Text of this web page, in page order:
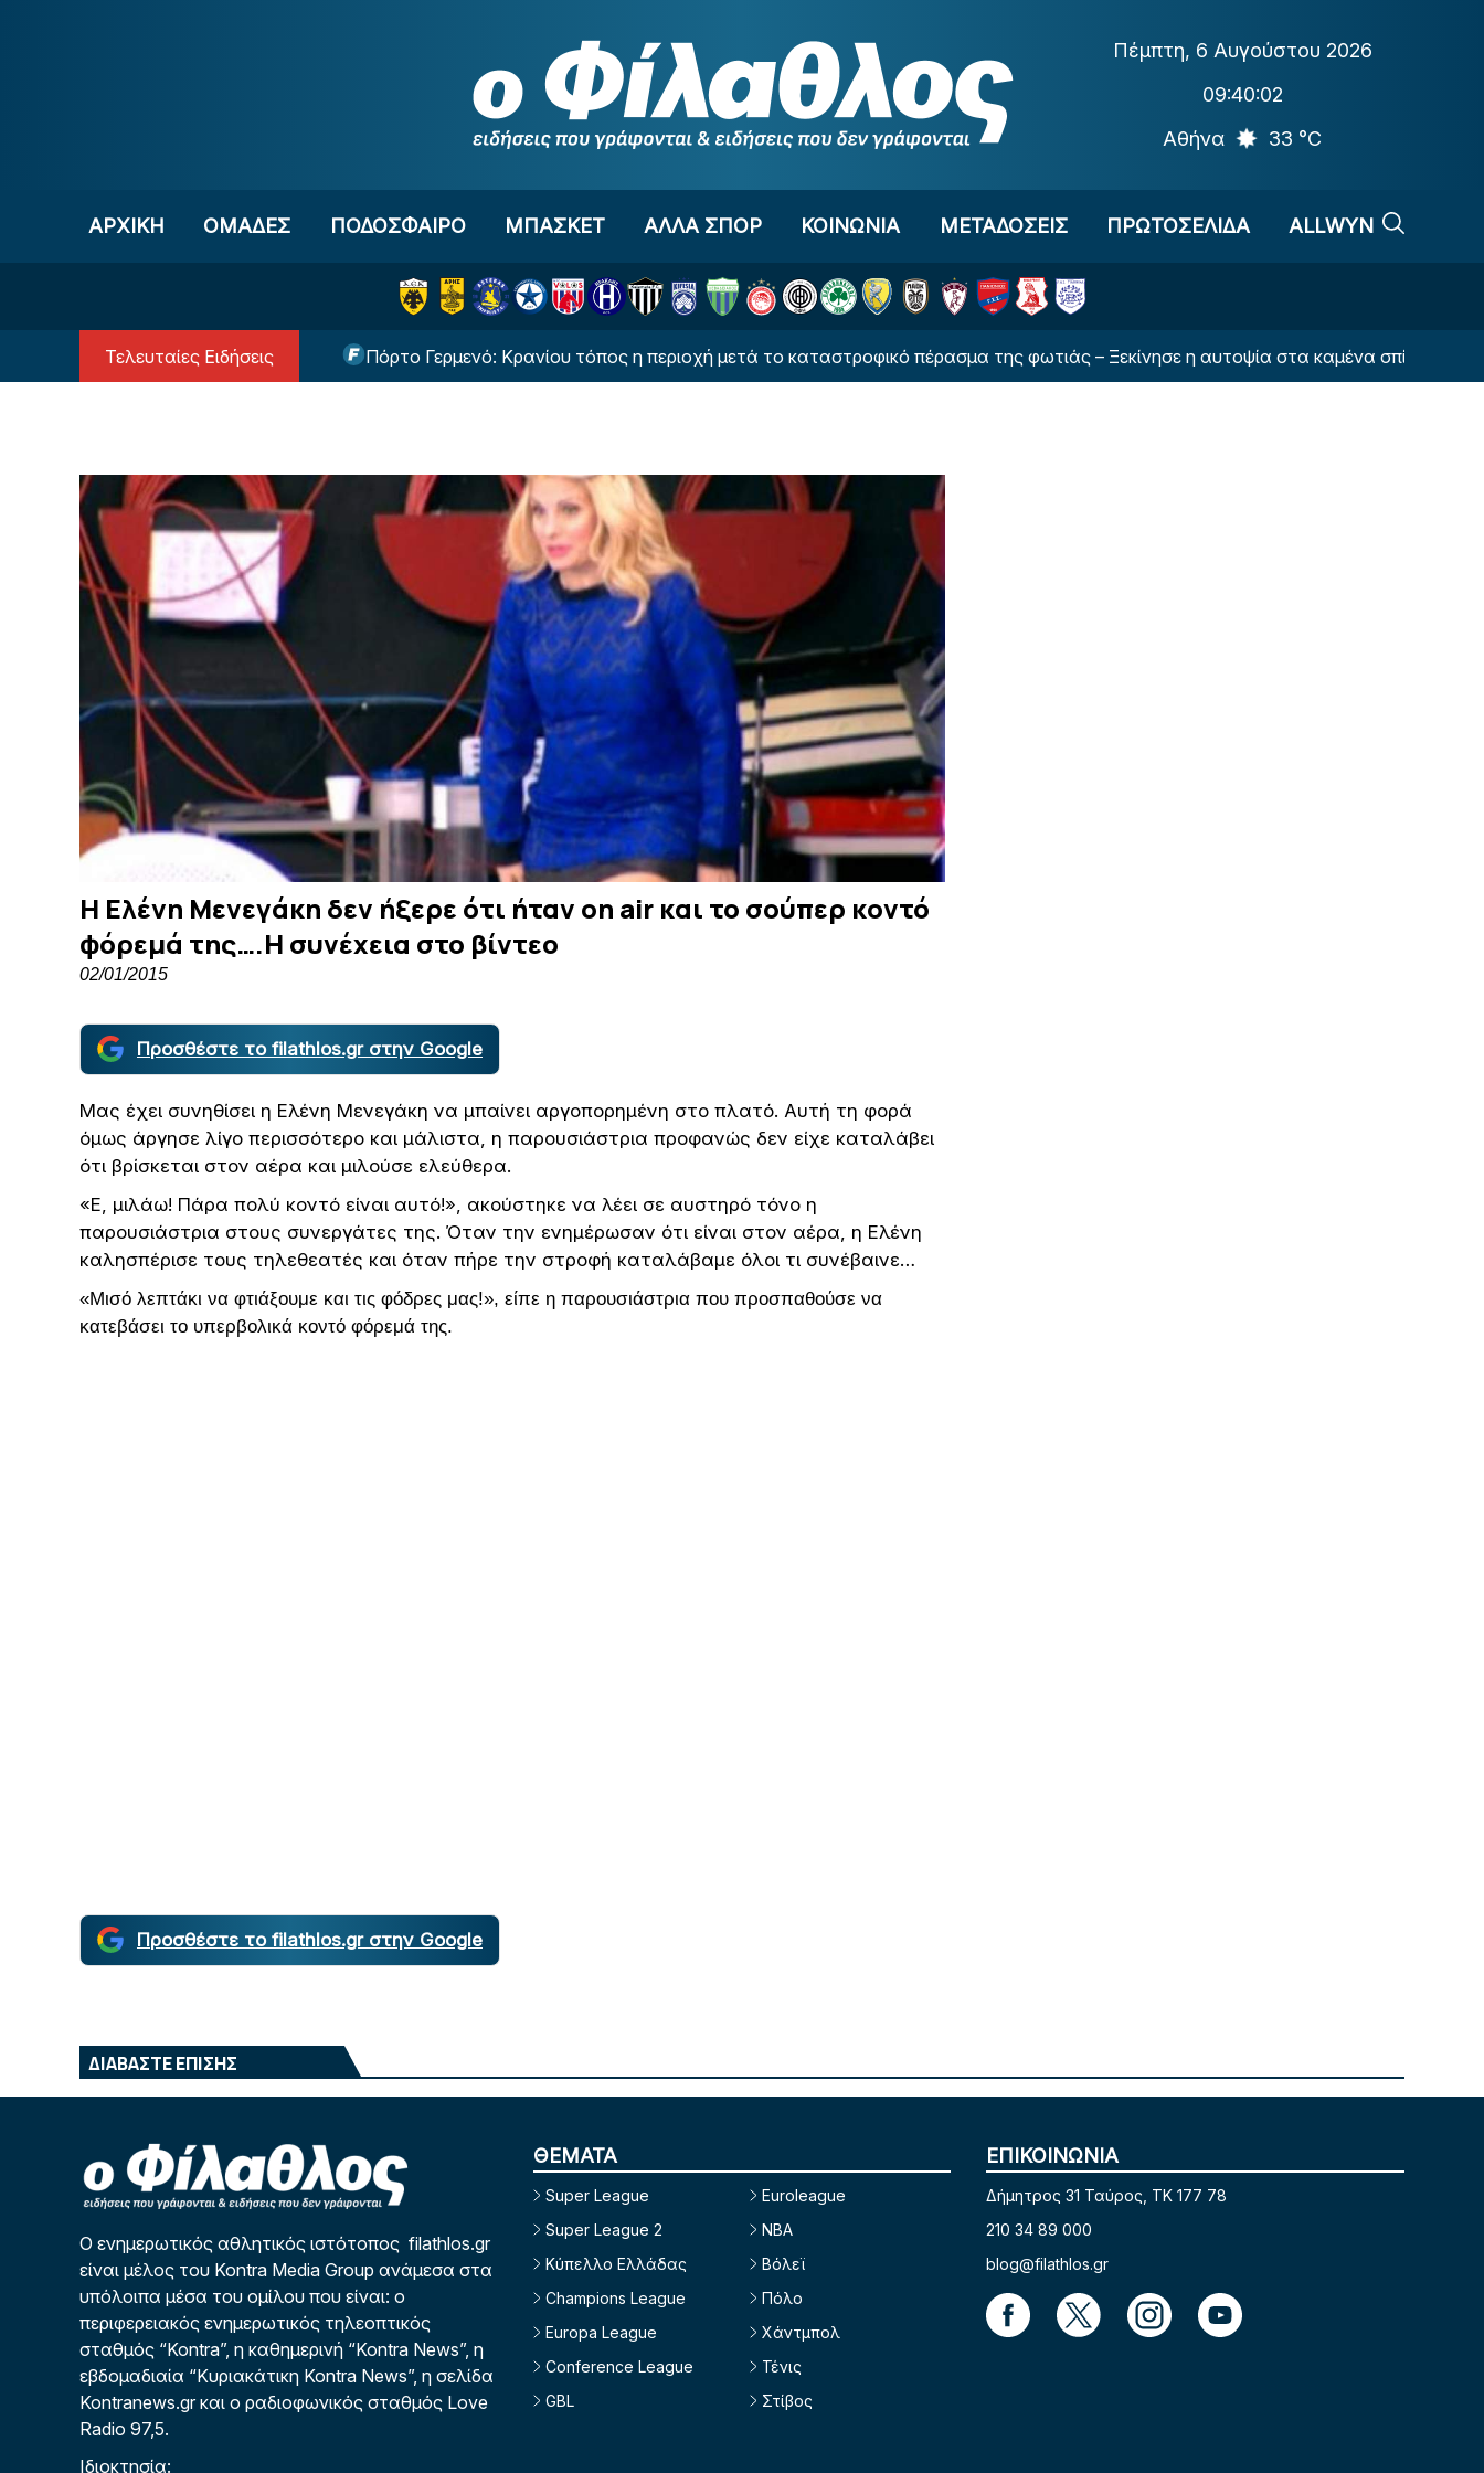
Πέμπτη, 6 Αυγούστου 2026
09:40:03
Αθήνα
33 °C
ΑΡΧΙΚΗ OΜΑΔΕΣ ΠΟΔΟΣΦΑΙΡΟ ΜΠΑΣΚΕΤ ΑΛΛΑ ΣΠΟΡ ΚΟΙΝΩΝΙΑ ΜΕΤΑΔΟΣΕΙΣ ΠΡΩΤΟΣΕΛΙΔΑ ALLWYN
Τελευταίες Ειδήσεις
Δημήτρης Γιαννούλης Πόρτο Γερμενό: Κρανίου τόπος η περιοχή μετά το καταστροφικό πέρασμα της φωτιάς – Ξεκίνησε η αυτοψία στα καμένα σπίτια (ΦΩΤΟ)
Η Ελένη Mενεγάκη δεν ήξερε ότι ήταν on air και το σούπερ κοντό
φόρεμά της….Η συνέχεια στο βίντεο
02/01/2015
Προσθέστε το filathlos.gr στην Google
Μας έχει συνηθίσει η Ελένη Μενεγάκη να μπαίνει αργοπορημένη στο πλατό. Αυτή τη φορά
όμως άργησε λίγο περισσότερο και μάλιστα, η παρουσιάστρια προφανώς δεν είχε καταλάβει
ότι βρίσκεται στον αέρα και μιλούσε ελεύθερα.
«Ε, μιλάω! Πάρα πολύ κοντό είναι αυτό!», ακούστηκε να λέει σε αυστηρό τόνο η
παρουσιάστρια στους συνεργάτες της. Όταν την ενημέρωσαν ότι είναι στον αέρα, η Ελένη
καλησπέρισε τους τηλεθεατές και όταν πήρε την στροφή καταλάβαμε όλοι τι συνέβαινε…
«Μισό λεπτάκι να φτιάξουμε και τις φόδρες μας!», είπε η παρουσιάστρια που προσπαθούσε να
κατεβάσει το υπερβολικά κοντό φόρεμά της.
Προσθέστε το filathlos.gr στην Google
ΔΙΑΒΑΣΤΕ ΕΠΙΣΗΣ
Ο ενημερωτικός αθλητικός ιστότοπος filathlos.gr
είναι μέλος του Kontra Media Group ανάμεσα στα
υπόλοιπα μέσα του ομίλου που είναι: ο
περιφερειακός ενημερωτικός τηλεοπτικός
σταθμός “Kontra”, η καθημερινή “Kontra News”, η
εβδομαδιαία “Κυριακάτικη Kontra News”, η σελίδα
Kontranews.gr και ο ραδιοφωνικός σταθμός Love
Radio 97,5.
Ιδιοκτησία:
ΘΕΜΑΤΑ
Super League
Super League 2
Κύπελλο Ελλάδας
Champions League
Europa League
Conference League
GBL
Euroleague
NBA
Βόλεϊ
Πόλο
Χάντμπολ
Τένις
Στίβος
ΕΠΙΚΟΙΝΩΝΙΑ
Δήμητρος 31 Ταύρος, TK 177 78
210 34 89 000
blog@filathlos.gr